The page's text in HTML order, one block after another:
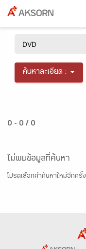
ค้นหาละเอียด :
0 - 0 / 0
ไม่พบข้อมูลที่ค้นหา
โปรดเลือกคำค้นหาใหม่อีกครั้ง